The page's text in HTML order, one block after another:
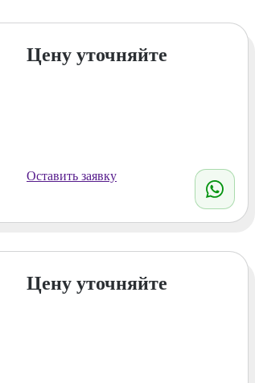
Цену уточняйте
Оставить заявку
Цену уточняйте